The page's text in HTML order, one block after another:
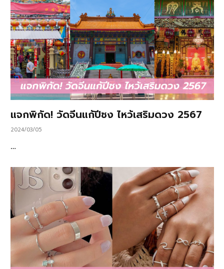
แจกพิกัด! วัดจีนแก้ปีชง ไหว้เสริมดวง 2567
2024/03/05
…